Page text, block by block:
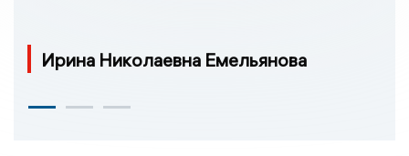
Ирина Николаевна Емельянова